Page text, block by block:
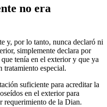
no era
y, por lo tanto, nunca declaró ni
simplemente declara por
tenía en el exterior y que ya
especial.
suficiente para acreditar la
en el exterior para
requerimiento de la Dian.